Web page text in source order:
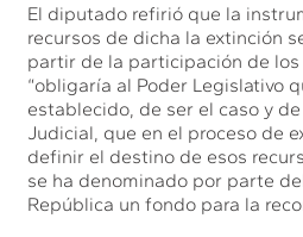
El diputado refirió que la
recursos de dicha la extinción
partir de la participación de los
“obligaría al Poder Legislativo
establecido, de ser el caso y
Judicial, que en el proceso de
definir el destino de esos
se ha denominado por parte
República un fondo para la